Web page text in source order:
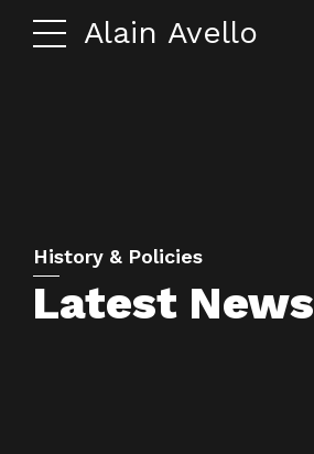
Alain Avello
History & Policies
Latest News